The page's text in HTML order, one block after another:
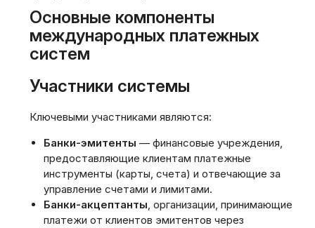
Основные компоненты
международных платежных
систем
Участники системы
Ключевыми участниками являются:
Банки-эмитенты — финансовые учреждения,
предоставляющие клиентам платежные
инструменты (карты, счета) и отвечающие за
управление счетами и лимитами.
Банки-акцептанты, организации, принимающие
платежи от клиентов эмитентов через